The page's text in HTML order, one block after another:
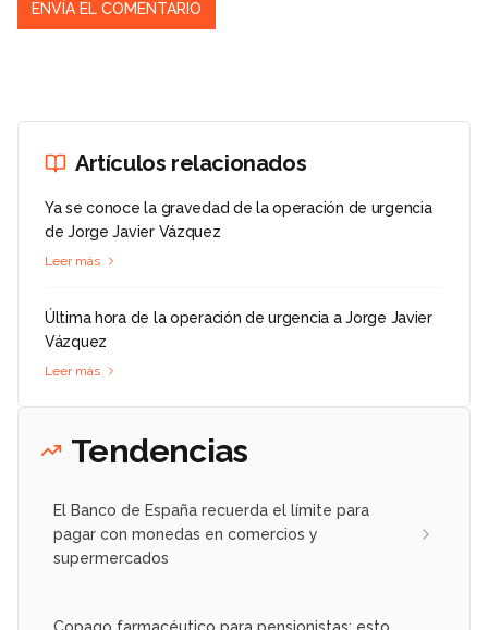
Artículos relacionados
Ya se conoce la gravedad de la operación de urgencia
de Jorge Javier Vázquez
Leer más
Última hora de la operación de urgencia a Jorge Javier
Vázquez
Leer más
Tendencias
El Banco de España recuerda el límite para
pagar con monedas en comercios y
supermercados
Copago farmacéutico para pensionistas: esto